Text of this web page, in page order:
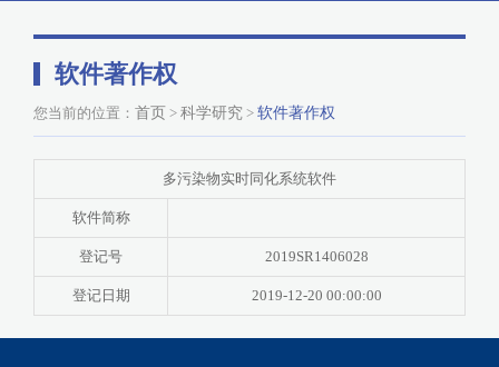
软件著作权
您当前的位置： 首页 > 科学研究 > 软件著作权
多污染物实时同化系统软件
软件简称
登记号 2019SR1406028
登记日期 2019-12-20 00:00:00